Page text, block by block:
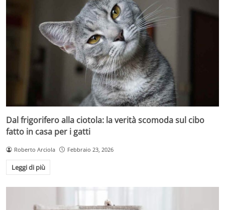
Dal frigorifero alla ciotola: la verità scomoda sul cibo
fatto in casa per i gatti
Roberto Arciola Febbraio 23, 2026
Leggi di più